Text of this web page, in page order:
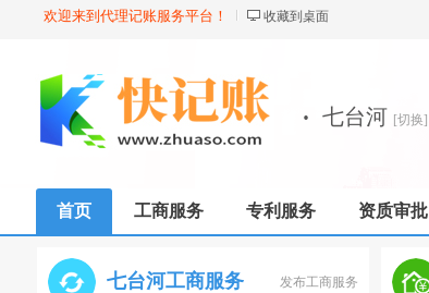
欢迎来到代理记账服务平台！ 收藏到桌面
· 七台河 [切换]
首页 工商服务 专利服务 资质审批
七台河工商服务 发布工商服务